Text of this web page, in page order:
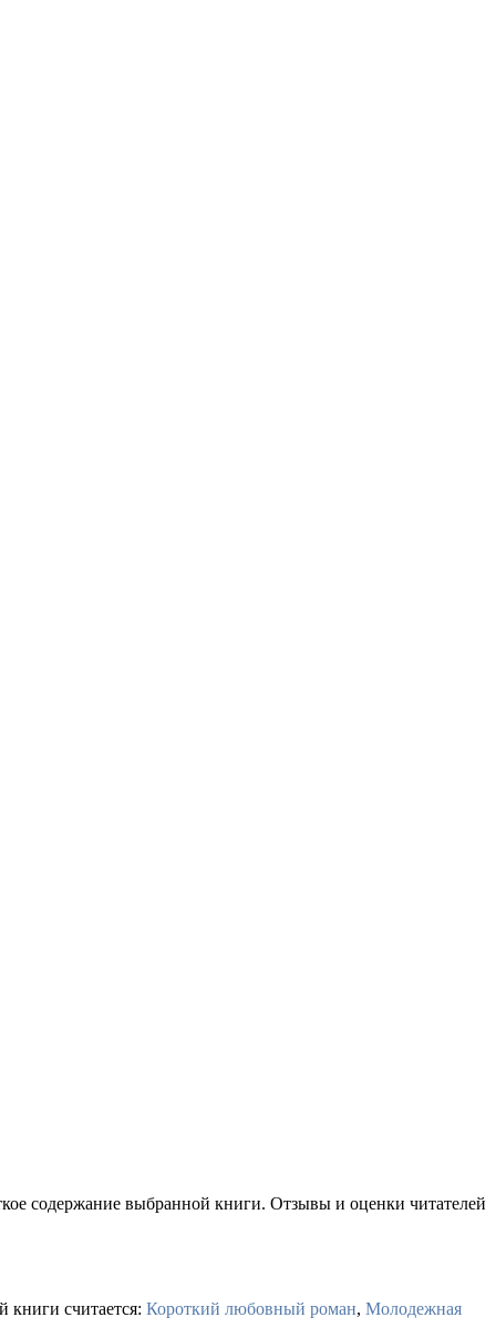
содержание выбранной книги. Отзывы и оценки читателей
книги считается: Короткий любовный роман, Молодежная